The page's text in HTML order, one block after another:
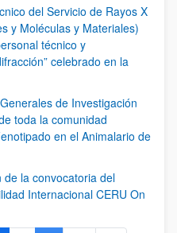
del Servicio de Rayos X
y Moléculas y Materiales)
técnico y
celebrado en la
de Investigación
toda la comunidad
en el Animalario de
la convocatoria del
Internacional CERU On